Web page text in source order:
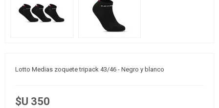
Lotto Medias zoquete tripack 43/46 - Negro y blanco
$U 350